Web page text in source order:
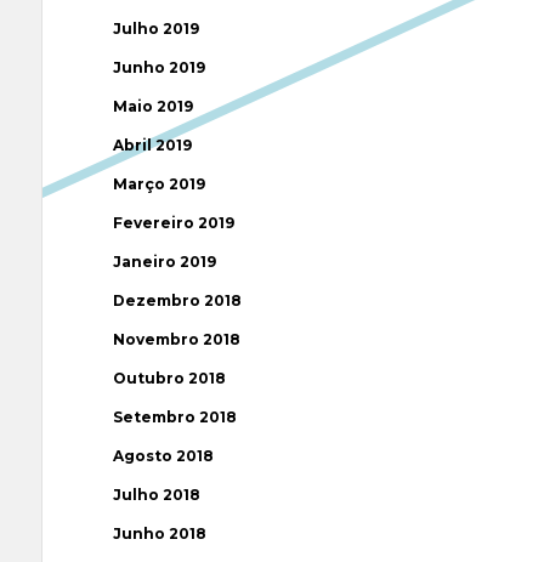
Julho 2019
Junho 2019
Maio 2019
Abril 2019
Março 2019
Fevereiro 2019
Janeiro 2019
Dezembro 2018
Novembro 2018
Outubro 2018
Setembro 2018
Agosto 2018
Julho 2018
Junho 2018